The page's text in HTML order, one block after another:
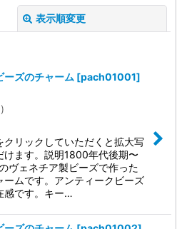
表示順変更
り込む
ーズのチャーム [pach01001]
)
クリックしていただくと拡大写
けます。説明1800年代後期〜
ヴェネチア製ビーズで作った
ームです。アンティークビーズ
感です。キー…